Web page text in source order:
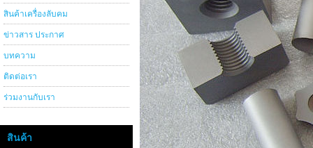
สินค้าเครื่องลับคม
ข่าวสาร ประกาศ
บทความ
ติดต่อเรา
ร่วมงานกับเรา
สินค้า